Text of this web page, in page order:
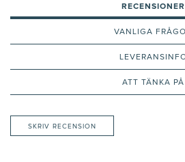
RECENSIONER
VANLIGA
ATT TÄNKA PÅ
SKRIV RECENSION